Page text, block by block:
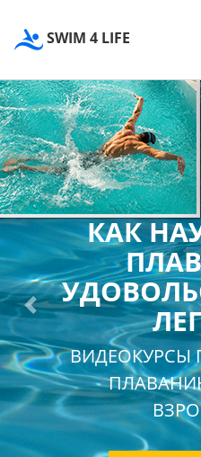
SWIM 4 LIFE
КАК
Previous